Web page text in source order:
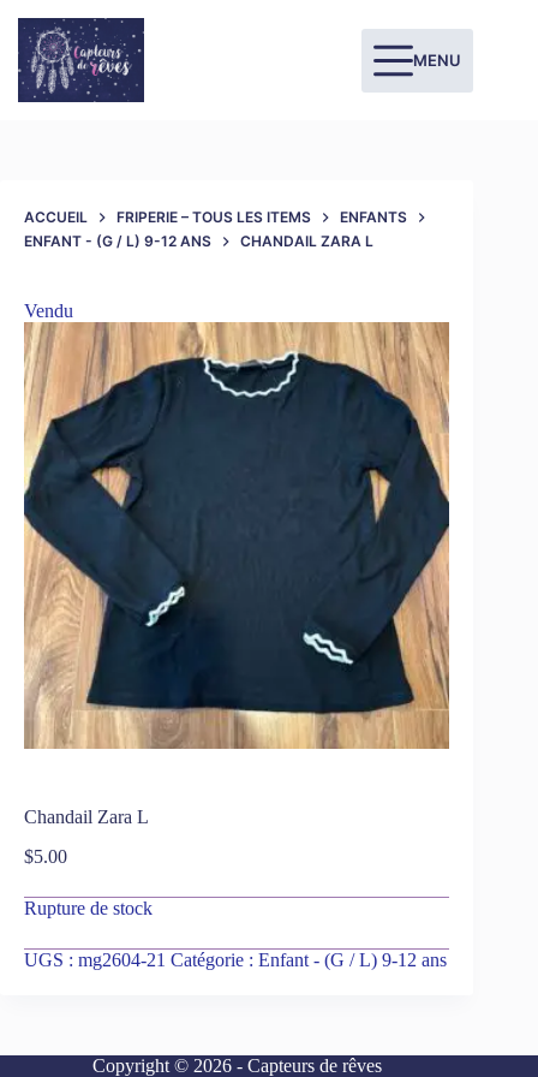
MENU
ACCUEIL FRIPERIE – TOUS LES ITEMS
ENFANTS
ENFANT - (G / L) 9-12 ANS
CHANDAIL ZARA L
Vendu
Chandail Zara L
$5.00
Rupture de stock
UGS : mg2604-21 Catégorie : Enfant - (G / L) 9-12 ans
Copyright © 2026 - Capteurs de rêves